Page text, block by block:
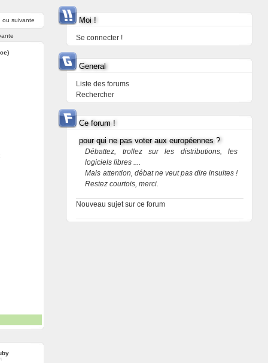
ou suivante Moi !
Se connecter !
General
Liste des forums
Rechercher
Ce forum !
pour qui ne pas voter aux européennes ?
Débattez, trollez sur les distributions, les
logiciels libres ....
Mais attention, débat ne veut pas dire insultes !
Restez courtois, merci.
Nouveau sujet sur ce forum